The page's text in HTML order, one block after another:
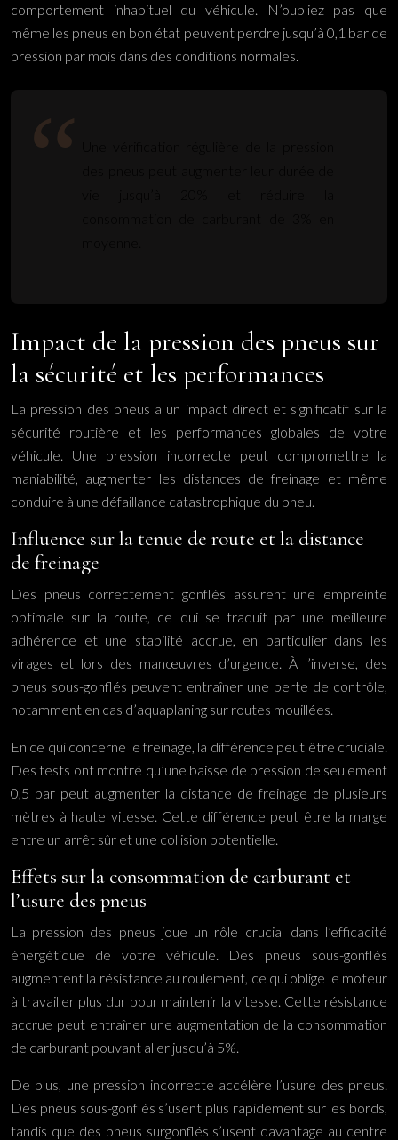
comportement inhabituel du véhicule. N’oubliez pas que
même les pneus en bon état peuvent perdre jusqu’à 0,1 bar de
pression par mois dans des conditions normales.
Impact de la pression des pneus sur
la sécurité et les performances
La pression des pneus a un impact direct et significatif sur la
sécurité routière et les performances globales de votre
véhicule. Une pression incorrecte peut compromettre la
maniabilité, augmenter les distances de freinage et même
conduire à une défaillance catastrophique du pneu.
Influence sur la tenue de route et la distance
de freinage
Des pneus correctement gonflés assurent une empreinte
optimale sur la route, ce qui se traduit par une meilleure
adhérence et une stabilité accrue, en particulier dans les
virages et lors des manœuvres d’urgence. À l’inverse, des
pneus sous-gonflés peuvent entraîner une perte de contrôle,
notamment en cas d’aquaplaning sur routes mouillées.
En ce qui concerne le freinage, la différence peut être cruciale.
Des tests ont montré qu’une baisse de pression de seulement
0,5 bar peut augmenter la distance de freinage de plusieurs
mètres à haute vitesse. Cette différence peut être la marge
entre un arrêt sûr et une collision potentielle.
Effets sur la consommation de carburant et
l’usure des pneus
La pression des pneus joue un rôle crucial dans l’efficacité
énergétique de votre véhicule. Des pneus sous-gonflés
augmentent la résistance au roulement, ce qui oblige le moteur
à travailler plus dur pour maintenir la vitesse. Cette résistance
accrue peut entraîner une augmentation de la consommation
de carburant pouvant aller jusqu’à 5%.
De plus, une pression incorrecte accélère l’usure des pneus.
Des pneus sous-gonflés s’usent plus rapidement sur les bords,
tandis que des pneus surgonflés s’usent davantage au centre